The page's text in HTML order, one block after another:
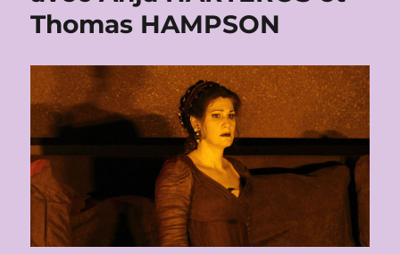
Thomas HAMPSON